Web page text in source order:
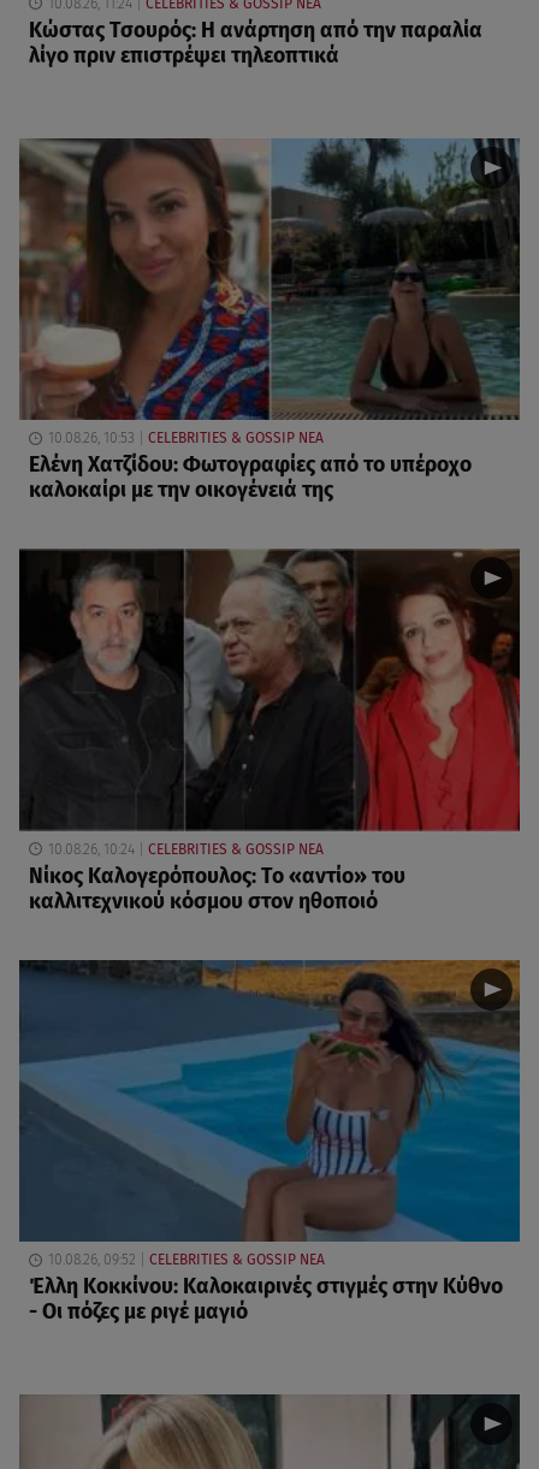
Κώστας Τσουρός: Η ανάρτηση από την παραλία
λίγο πριν επιστρέψει τηλεοπτικά
10.08.26, 10:53 CELEBRITIES & GOSSIP ΝΕΑ
Ελένη Χατζίδου: Φωτογραφίες από το υπέροχο
καλοκαίρι με την οικογένειά της
10.08.26, 10:24 CELEBRITIES & GOSSIP ΝΕΑ
Νίκος Καλογερόπουλος: Το «αντίο» του
καλλιτεχνικού κόσμου στον ηθοποιό
10.08.26, 09:52 CELEBRITIES & GOSSIP ΝΕΑ
Έλλη Κοκκίνου: Καλοκαιρινές στιγμές στην Κύθνο
- Οι πόζες με ριγέ μαγιό